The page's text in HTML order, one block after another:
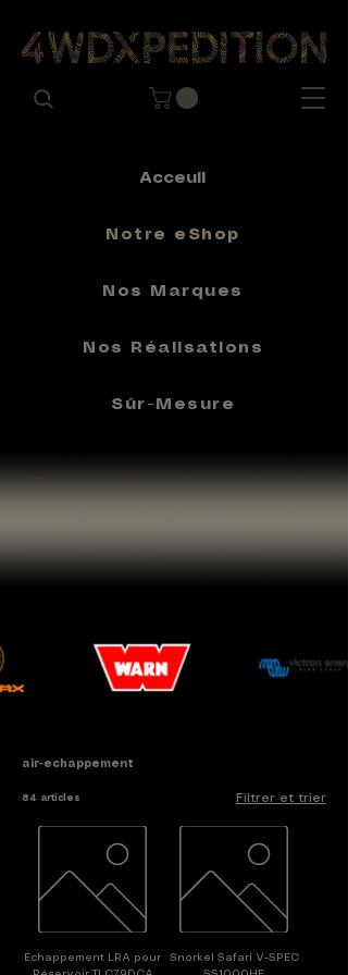
Acceuil
Notre eShop
Nos Marques
Nos Réalisations
Sûr-Mesure
air-echappement
84 articles Filtrer et trier
Échappement LRA pour
Snorkel Safari V-SPEC